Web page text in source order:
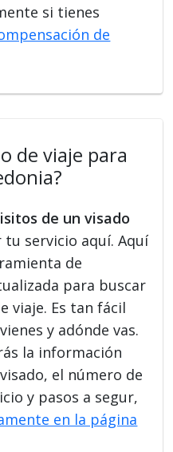
si tienes
de
de viaje para
de un visado
servicio aquí. Aquí
de
para buscar
viaje. Es tan fácil
y adónde vas.
la información
el número de
y pasos a segur,
en la página